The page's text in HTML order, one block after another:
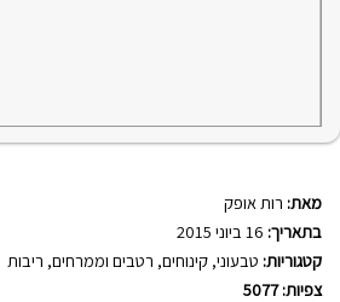
מאת: רות אופק
בתאריך:
קטגוריות: טבעוני, קינוחים, רטבים וממרחים, ריבות
צפיות:5077